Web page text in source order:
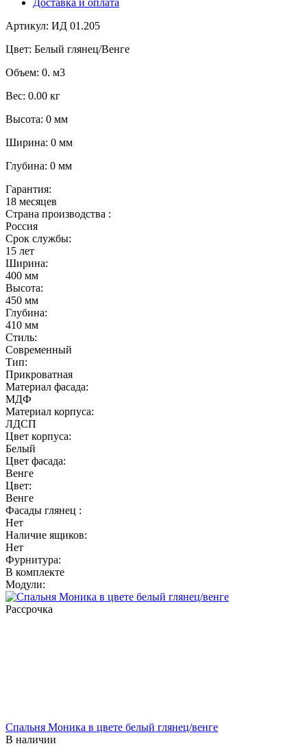
Артикул: ИД 01.205
Цвет: Белый глянец/Венге
Объем: 0. м3
Вес: 0.00 кг
Высота: 0 мм
Ширина: 0 мм
Глубина: 0 мм
Гарантия:
18 месяцев
Страна производства :
Россия
Срок службы:
15 лет
Ширина:
400 мм
Высота:
450 мм
Глубина:
410 мм
Стиль:
Современный
Тип:
Прикроватная
Материал фасада:
МДФ
Материал корпуса:
ЛДСП
Цвет корпуса:
Белый
Цвет фасада:
Венге
Цвет:
Венге
Фасады глянец :
Нет
Наличие ящиков:
Нет
Фурнитура:
В комплекте
Модули:
Рассрочка
Спальня Моника в цвете белый глянец/венге
В наличии